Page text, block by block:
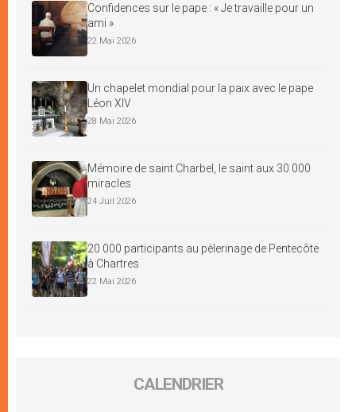
Confidences sur le pape : « Je travaille pour un
ami »
22 Mai 2026
Un chapelet mondial pour la paix avec le pape
Léon XIV
28 Mai 2026
Mémoire de saint Charbel, le saint aux 30 000
miracles
24 Juil 2026
20 000 participants au pèlerinage de Pentecôte
à Chartres
22 Mai 2026
CALENDRIER